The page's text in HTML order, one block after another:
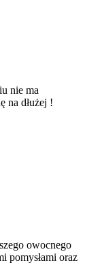
nie ma
na dłużej !
owocnego
pomysłami oraz